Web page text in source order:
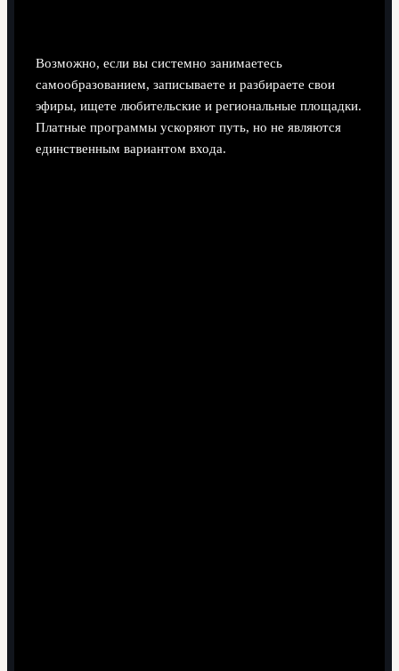
Возможно, если вы системно занимаетесь
самообразованием, записываете и разбираете свои
эфиры, ищете любительские и региональные площадки.
Платные программы ускоряют путь, но не являются
единственным вариантом входа.